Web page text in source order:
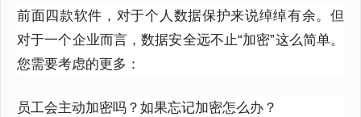
前面四款软件，对于个人数据保护来说绰绰有余。但
对于一个企业而言，数据安全远不止“加密”这么简单。
您需要考虑的更多：
员工会主动加密吗？如果忘记加密怎么办？